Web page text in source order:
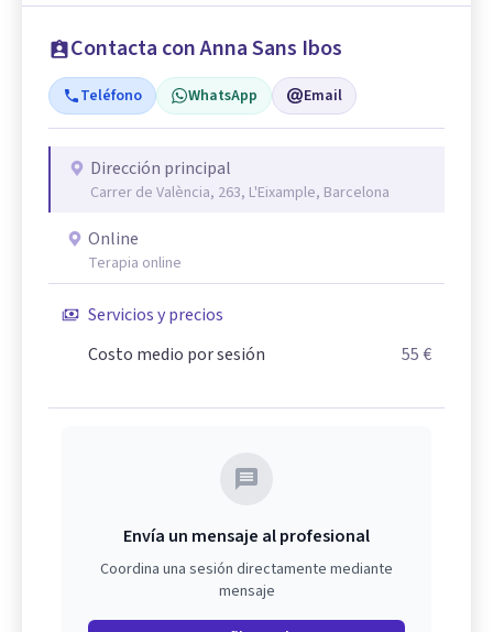
Contacta con Anna Sans Ibos
Teléfono WhatsApp Email
Dirección principal
Carrer de València, 263, L'Eixample, Barcelona
Online
Terapia online
Servicios y precios
Costo medio por sesión
55 €
Envía un mensaje al profesional
Coordina una sesión directamente mediante
mensaje